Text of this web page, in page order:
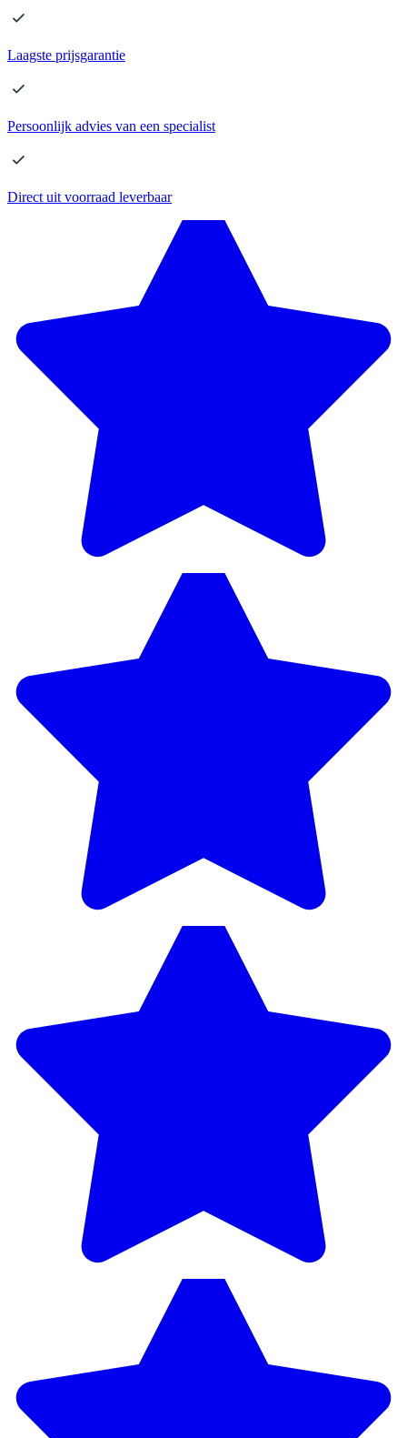
Laagste prijsgarantie
Persoonlijk advies van een specialist
Direct uit voorraad leverbaar